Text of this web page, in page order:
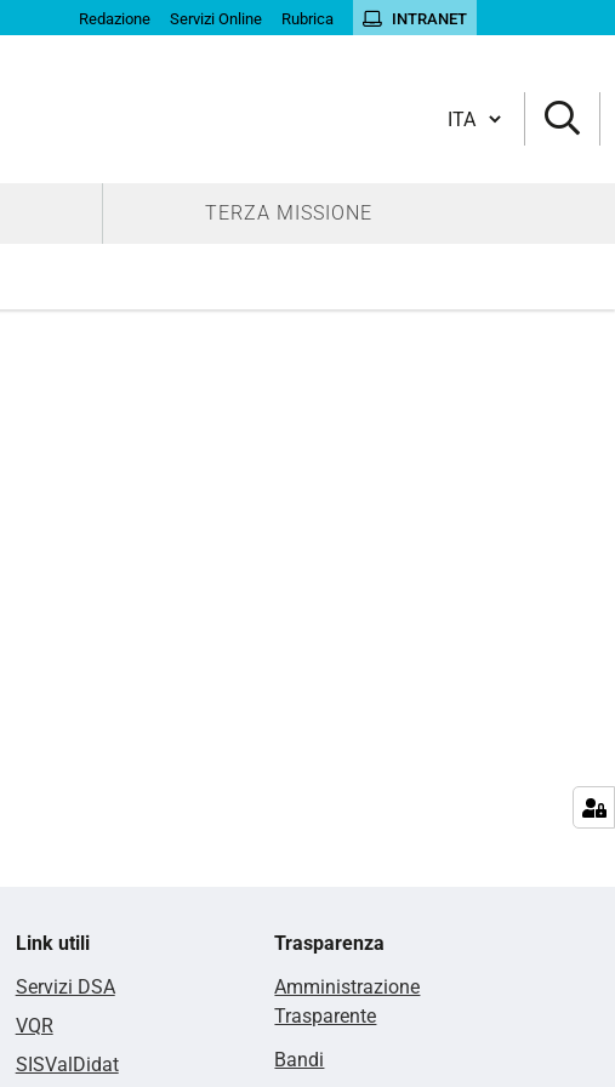
Redazione Servizi Online Rubrica INTRANET
Cambia lingua
TERZA MISSIONE
Link utili
Servizi DSA
VQR
SISValDidat
Trasparenza
Amministrazione
Trasparente
Bandi